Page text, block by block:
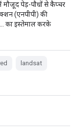
में मौजूद पेड़-पौधों से कैप्चर
(एनपीपी) की
का इस्तेमाल करके
landsat